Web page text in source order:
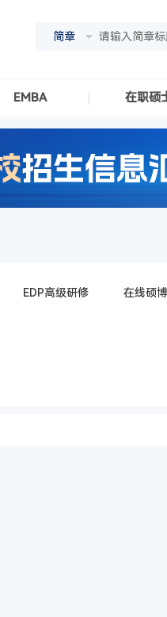
简章
EMBA 在职硕
EDP高级研修 在线硕博